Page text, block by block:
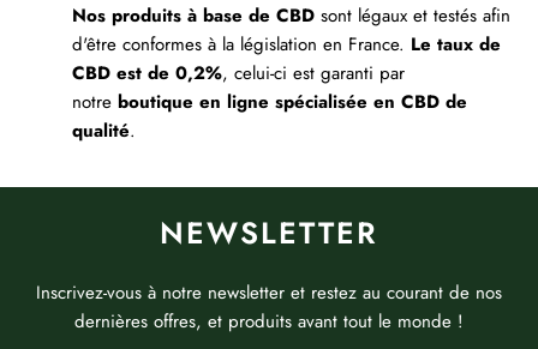
Nos produits à base de CBD sont légaux et testés afin
d'être conformes à la législation en France. Le taux de
CBD est de 0,2%, celui-ci est garanti par
notre boutique en ligne spécialisée en CBD de
qualité.
NEWSLETTER
Inscrivez-vous à notre newsletter et restez au courant de nos
dernières offres, et produits avant tout le monde !